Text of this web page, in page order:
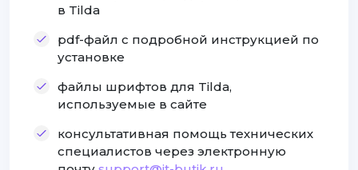
в Tilda
pdf-файл с подробной инструкцией по
установке
файлы шрифтов для Tilda,
используемые в сайте
консультативная помощь технических
специалистов через электронную